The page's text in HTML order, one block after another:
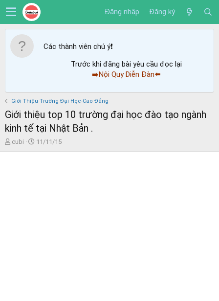
Đăng nhập Đăng ký
Các thành viên chú ý❗️
Trước khi đăng bài yêu cầu đọc lại
➡️Nội Quy Diễn Đàn⬅️
Giới Thiệu Trường Đại Học-Cao Đẳng
Giới thiệu top 10 trường đại học đào tạo ngành
kinh tế tại Nhật Bản .
T
h
cubi
N
g
11/11/15